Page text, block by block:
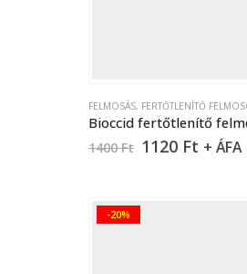
FELMOSÁS, FERTŐTLENÍTŐ
1400Ft 1120 Ft + ÁFA
-20%